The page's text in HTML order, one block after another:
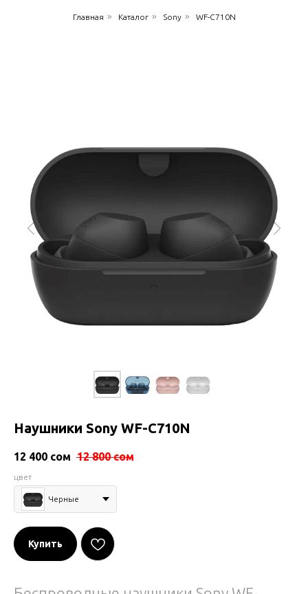
Главная » Каталог » Sony » WF-C710N
Наушники Sony WF-C710N
12 400 сом 12 800 сом
цвет
Черные
Купить